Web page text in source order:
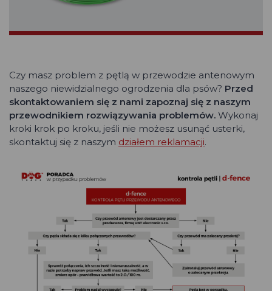
Czy masz problem z pętlą w przewodzie antenowym
naszego niewidzialnego ogrodzenia dla psów? Przed
skontaktowaniem się z nami zapoznaj się z naszym
przewodnikiem rozwiązywania problemów. Wykonaj
kroki krok po kroku, jeśli nie możesz usunąć usterki,
skontaktuj się z naszym działem reklamacji.